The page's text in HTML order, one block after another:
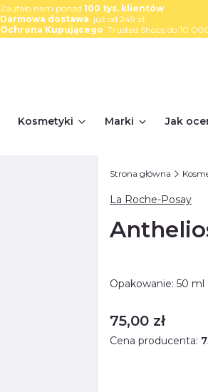
Zaufało nam ponad 100 tys. klientów
Darmowa dostawa już od 249 zł
Ochrona Kupującego Trusted Shops do 10
Kosmetyki Marki Jak
Strona główna
La Roche-Posay
Opakowanie: 50 ml
Cena
75,00 zł
Cena producenta: